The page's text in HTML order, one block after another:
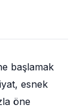
başlamak
esnek
öne